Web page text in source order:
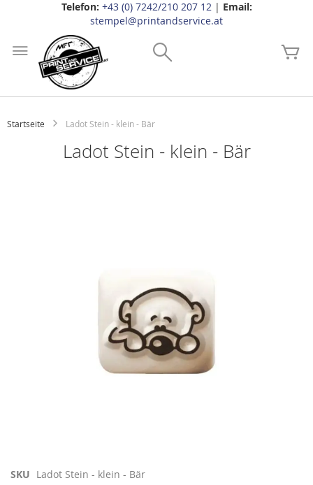
Telefon: +43 (0) 7242/210 207 12| Email:
stempel@printandservice.at
Inhalt
springen
Startseite Ladot Stein - klein - Bär
Ladot Stein - klein - Bär
Zum
SKU Ladot Stein - klein - Bär